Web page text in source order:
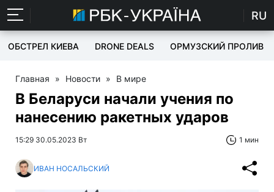
RU
ОБСТРЕЛ КИЕВА DRONE DEALS ОРМУЗСКИЙ ПРОЛИВ
Главная » Новости » В мире
В Беларуси начали учения по
нанесению ракетных ударов
15:29 30.05.2023 Вт 1 мин
ИВАН НОСАЛЬСКИЙ